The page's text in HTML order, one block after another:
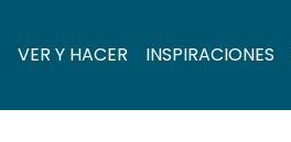
VER Y HACER INSPIRACIONES